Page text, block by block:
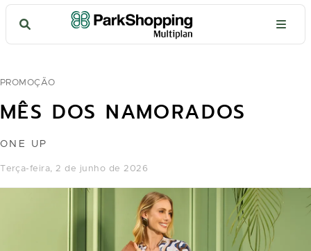
PROMOÇÃO
MÊS DOS NAMORADOS
ONE UP
terça-feira, 2 de junho de 2026